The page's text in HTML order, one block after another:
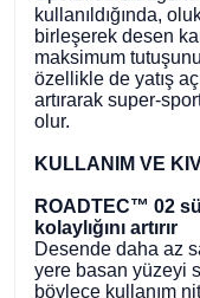
kullanıldığında,
birleşerek desen
maksimum
özellikle de yatış
artırarak super-
olur.
KULLANIM VE
ROADTEC™ 02
kolaylığını artırır
Desende daha az
yere basan yüzeyi
böylece kullanım